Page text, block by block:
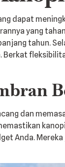
dapat
yang
tahun.
dan
Anda.